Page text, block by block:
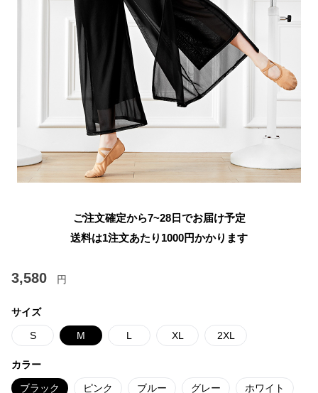
ご注文確定から7~28日でお届け予定
送料は1注文あたり 1000円かかります
3,580 円
サイズ
S M L XL 2XL
カラー
ブラック ピンク ブルー グレー ホワイト